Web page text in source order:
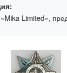
Limited»,